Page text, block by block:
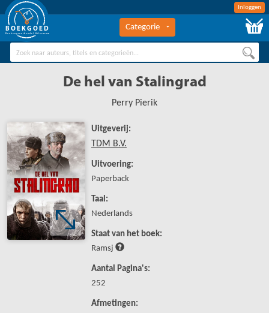
Inloggen
BOEKGOED
Boekengroothandel Hilversum
Categorie
De hel van Stalingrad
Perry Pierik
Uitgeverij:
TDM B.V.
Uitvoering:
Paperback
Taal:
Nederlands
Staat van het boek:
Ramsj
Aantal Pagina's:
252
Afmetingen: